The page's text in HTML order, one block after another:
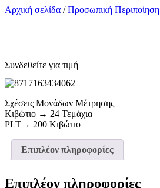
Αρχική σελίδα /Προσωπική Περιποίηση
Συνδεθείτε για τιμή
Σχέσεις Μονάδων Μέτρησης
Κιβώτιο → 24 Τεμάχια
PLT→ 200 Κιβώτιο
Επιπλέον πληροφορίες
Επιπλέον πληροφορίες